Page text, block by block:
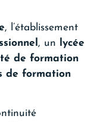
, l’établissement
, un
lycée
de formation
de formation